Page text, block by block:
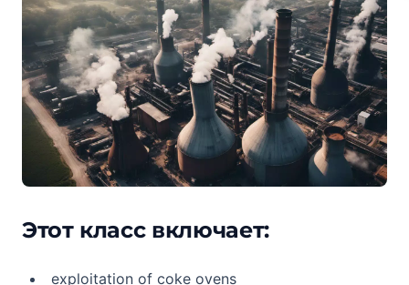
Этот класс включает:
exploitation of coke ovens